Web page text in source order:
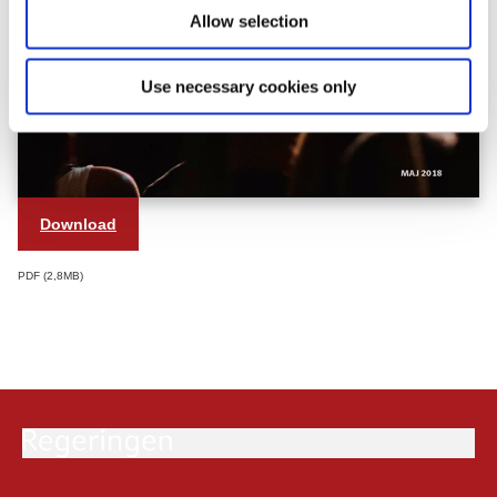
Allow selection
Use necessary cookies only
Download
PDF 2,8MB